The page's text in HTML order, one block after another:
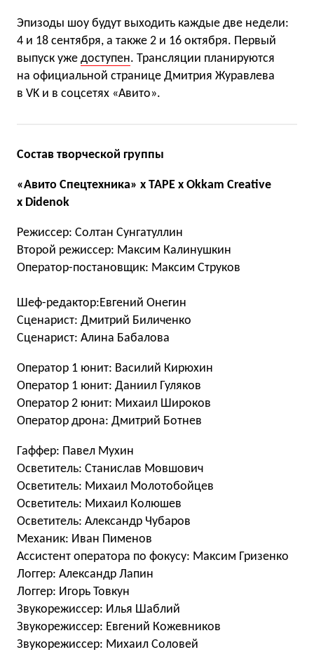
Эпизоды шоу будут выходить каждые две недели:
4 и 18 сентября, а также 2 и 16 октября. Первый
выпуск уже доступен. Трансляции планируются
на официальной странице Дмитрия Журавлева
в VK и в соцсетях «Авито».
Состав творческой группы
«Авито Спецтехника» x TAPE x Okkam Creative
x Didenok
Режиссер: Солтан Сунгатуллин
Второй режиссер: Максим Калинушкин
Оператор-постановщик: Максим Струков
Шеф-редактор:Евгений Онегин
Сценарист: Дмитрий Биличенко
Сценарист: Алина Бабалова
Оператор 1 юнит: Василий Кирюхин
Оператор 1 юнит: Даниил Гуляков
Оператор 2 юнит: Михаил Широков
Оператор дрона: Дмитрий Ботнев
Гаффер: Павел Мухин
Осветитель: Станислав Мовшович
Осветитель: Михаил Молотобойцев
Осветитель: Михаил Колюшев
Осветитель: Александр Чубаров
Механик: Иван Пименов
Ассистент оператора по фокусу: Максим Гризенко
Логгер: Александр Лапин
Логгер: Игорь Товкун
Звукорежиссер: Илья Шаблий
Звукорежиссер: Евгений Кожевников
Звукорежиссер: Михаил Соловей